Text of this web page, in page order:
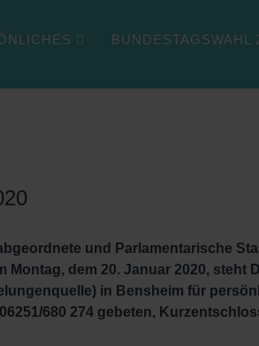
BUNDESTAGSWAHL
und Parlamentarische
dem 20. Januar 2020, steht
in Bensheim für
680 274 gebeten,